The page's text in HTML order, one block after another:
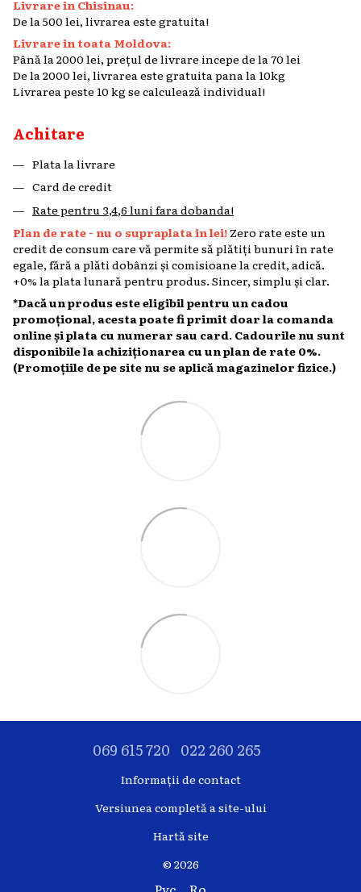
Livrare in Chisinau:
De la 500 lei, livrarea este gratuita!
Livrare in toata Moldova:
Până la 2000 lei, prețul de livrare incepe de la 70 lei
De la 2000 lei, livrarea este gratuita pana la 10kg
Livrarea peste 10 kg se calculează individual!
Achitare
Plata la livrare
Card de credit
Rate pentru 3,4,6 luni fara dobanda!
Plan de rate - nu o supraplata in lei! Zero rate este un
credit de consum care vă permite să plătiți bunuri în rate
egale, fără a plăti dobânzi și comisioane la credit, adică.
+0% la plata lunară pentru produs. Sincer, simplu și clar.
*Dacă un produs este eligibil pentru un cadou
promoțional, acesta poate fi primit doar la comanda
online și plata cu numerar sau card. Cadourile nu sunt
disponibile la achiziționarea cu un plan de rate 0%.
(Promoțiile de pe site nu se aplică magazinelor fizice.)
069 615 720 022 260 265
Informații de contact
Versiunea completă a site-ului
Hartă site
© 2026